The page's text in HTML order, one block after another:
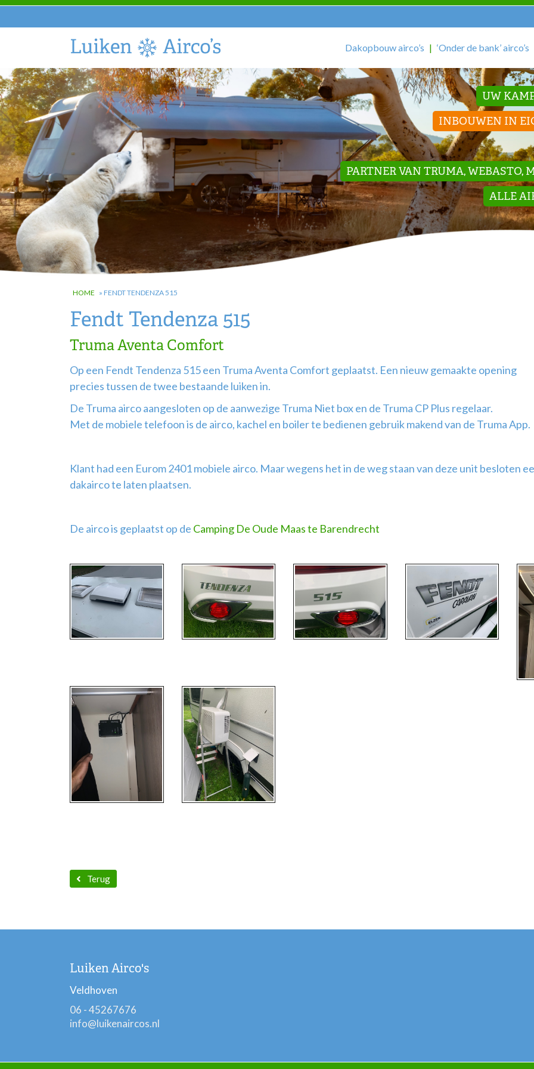
Dakopbouw airco’s ‘Onder de bank’ airco’s
UW
INBOUWEN IN
PARTNER VAN TRUMA, WEBASTO,
ALLE
HOME » FENDT TENDENZA 515
Fendt Tendenza 515
Truma Aventa Comfort
Op een Fendt Tendenza 515 een Truma Aventa Comfort geplaatst. Een nieuw gemaakte opening
precies tussen de twee bestaande luiken in.
De Truma airco aangesloten op de aanwezige Truma Niet box en de Truma CP Plus regelaar.
Met de mobiele telefoon is de airco, kachel en boiler te bedienen gebruik makend van de Truma App.
Klant had een Eurom 2401 mobiele airco. Maar wegens het in de weg staan van deze unit besloten
dakairco te laten plaatsen.
De airco is geplaatst op de Camping De Oude Maas te Barendrecht
Terug
Luiken Airco's
Veldhoven
06 - 45267676
info@luikenaircos.nl